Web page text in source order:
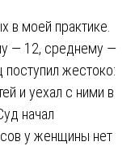
в моей практике.
— 12, среднему —
жестоко:
и уехал с ними в
начал
у женщины нет